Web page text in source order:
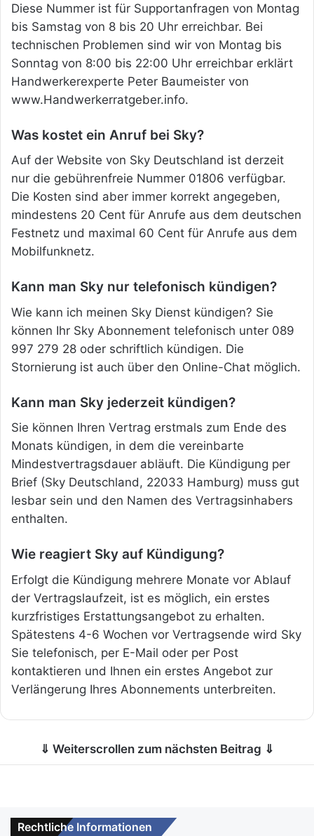
Diese Nummer ist für Supportanfragen von Montag
bis Samstag von 8 bis 20 Uhr erreichbar. Bei
technischen Problemen sind wir von Montag bis
Sonntag von 8:00 bis 22:00 Uhr erreichbar erklärt
Handwerkerexperte Peter Baumeister von
www.Handwerkerratgeber.info.
Was kostet ein Anruf bei Sky?
Auf der Website von Sky Deutschland ist derzeit
nur die gebührenfreie Nummer 01806 verfügbar.
Die Kosten sind aber immer korrekt angegeben,
mindestens 20 Cent für Anrufe aus dem deutschen
Festnetz und maximal 60 Cent für Anrufe aus dem
Mobilfunknetz.
Kann man Sky nur telefonisch kündigen?
Wie kann ich meinen Sky Dienst kündigen? Sie
können Ihr Sky Abonnement telefonisch unter 089
997 279 28 oder schriftlich kündigen. Die
Stornierung ist auch über den Online-Chat möglich.
Kann man Sky jederzeit kündigen?
Sie können Ihren Vertrag erstmals zum Ende des
Monats kündigen, in dem die vereinbarte
Mindestvertragsdauer abläuft. Die Kündigung per
Brief (Sky Deutschland, 22033 Hamburg) muss gut
lesbar sein und den Namen des Vertragsinhabers
enthalten.
Wie reagiert Sky auf Kündigung?
Erfolgt die Kündigung mehrere Monate vor Ablauf
der Vertragslaufzeit, ist es möglich, ein erstes
kurzfristiges Erstattungsangebot zu erhalten.
Spätestens 4-6 Wochen vor Vertragsende wird Sky
Sie telefonisch, per E-Mail oder per Post
kontaktieren und Ihnen ein erstes Angebot zur
Verlängerung Ihres Abonnements unterbreiten.
⇓ Weiterscrollen zum nächsten Beitrag ⇓
Rechtliche Informationen